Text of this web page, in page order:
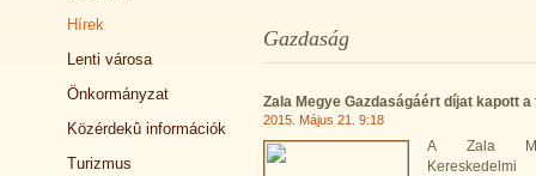
Hírek
Lenti városa
Önkormányzat
Közérdekû információk
Turizmus
Gazdaság
Zala Megye Gazdaságáért díjat kapott a
2015. Május 21. 9:18
A Zala